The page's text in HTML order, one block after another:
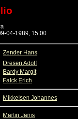
04-1989, 15:00
Zender Hans
Dresen Adolf
Bardy Margit
Falck Erich
Mikkelsen Johannes
Martin Janis